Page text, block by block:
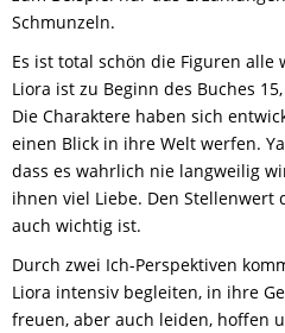
Schmunzeln.
Es ist total schön die Figuren
Liora ist zu Beginn des Buches
Die Charaktere haben sich
einen Blick in ihre Welt werfen.
dass es wahrlich nie langweilig
ihnen viel Liebe. Den Stellenwert
auch wichtig ist.
Durch zwei Ich-Perspektiven
Liora intensiv begleiten, in ihre
freuen, aber auch leiden, hoffen